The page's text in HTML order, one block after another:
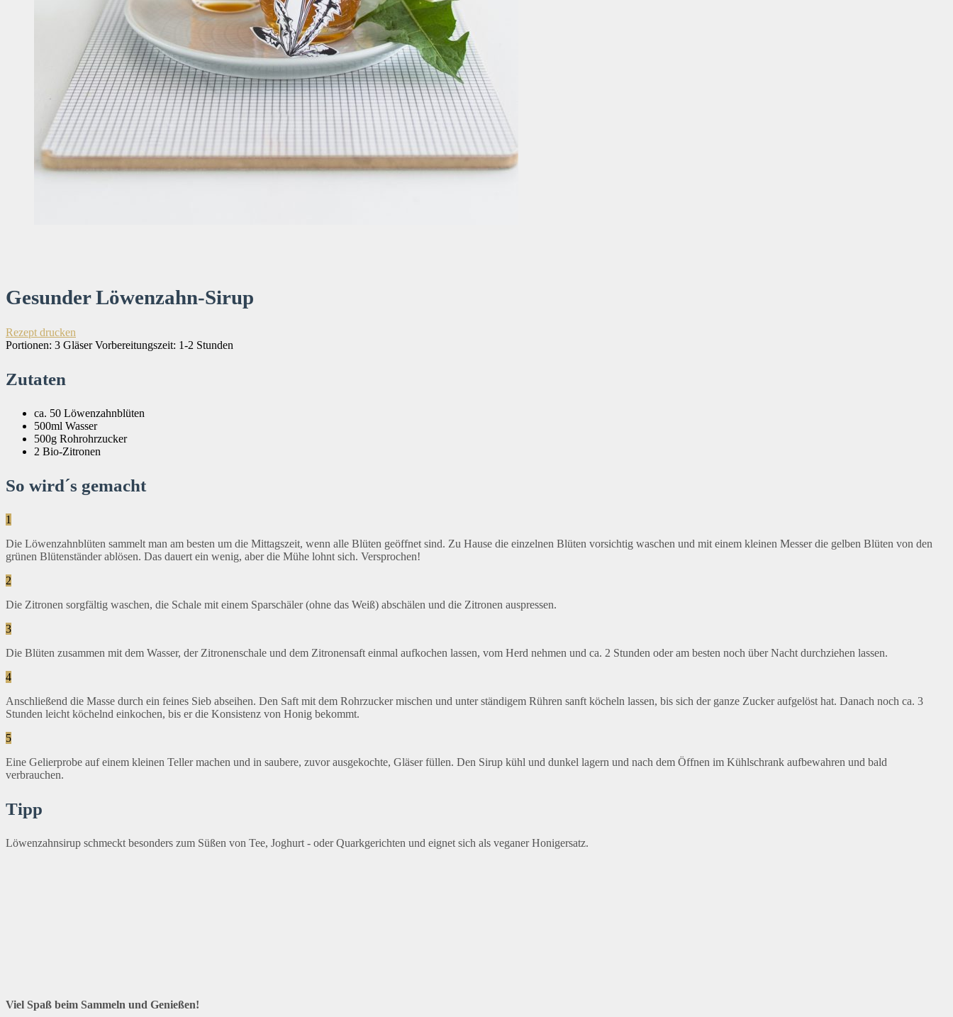
Gesunder Löwenzahn-Sirup
Rezept drucken
Portionen: 3 Gläser Vorbereitungszeit: 1-2 Stunden
Zutaten
ca. 50 Löwenzahnblüten
500ml Wasser
500g Rohrohrzucker
2 Bio-Zitronen
So wird´s gemacht
1
Die Löwenzahnblüten sammelt man am besten um die Mittagszeit, wenn alle Blüten geöffnet sind. Zu Hause die einzelnen Blüten vorsichtig waschen und mit einem kleinen Messer die gelben Blüten von den
grünen Blütenständer ablösen. Das dauert ein wenig, aber die Mühe lohnt sich. Versprochen!
2
Die Zitronen sorgfältig waschen, die Schale mit einem Sparschäler (ohne das Weiß) abschälen und die Zitronen auspressen.
3
Die Blüten zusammen mit dem Wasser, der Zitronenschale und dem Zitronensaft einmal aufkochen lassen, vom Herd nehmen und ca. 2 Stunden oder am besten noch über Nacht durchziehen lassen.
4
Anschließend die Masse durch ein feines Sieb abseihen. Den Saft mit dem Rohrzucker mischen und unter ständigem Rühren sanft köcheln lassen, bis sich der ganze Zucker aufgelöst hat. Danach noch ca. 3
Stunden leicht köchelnd einkochen, bis er die Konsistenz von Honig bekommt.
5
Eine Gelierprobe auf einem kleinen Teller machen und in saubere, zuvor ausgekochte, Gläser füllen. Den Sirup kühl und dunkel lagern und nach dem Öffnen im Kühlschrank aufbewahren und bald
verbrauchen.
Tipp
Löwenzahnsirup schmeckt besonders zum Süßen von Tee, Joghurt - oder Quarkgerichten und eignet sich als veganer Honigersatz.
Viel Spaß beim Sammeln und Genießen!